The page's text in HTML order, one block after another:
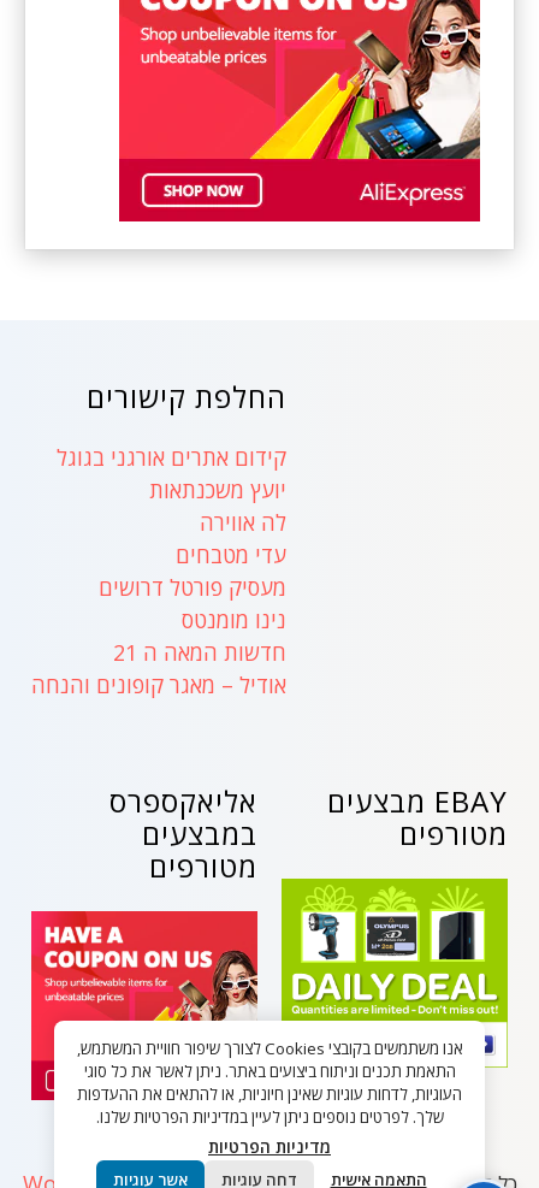
החלפת קישורים
קידום אתרים אורגני בגוגל
יועץ משכנתאות
לה אווירה
עדי מטבחים
מעסיק פורטל דרושים
נינו מומנטס
חדשות המאה ה 21
אודיל – מאגר קופונים והנחה
אליאקספרס
במבצעים
מטורפים
EBAY מבצעים
מטורפים
אנו משתמשים בקובצי Cookies לצורך שיפור חוויית המשתמש,
התאמת תכנים וניתוח ביצועים באתר. ניתן לאשר את כל סוגי
העוגיות, לדחות עוגיות שאינן חיוניות, או להתאים את ההעדפות
שלך. לפרטים נוספים ניתן לעיין במדיניות הפרטיות שלנו.
מדיניות הפרטיות
התאמה אישית דחה עוגיות אשר עוגיות